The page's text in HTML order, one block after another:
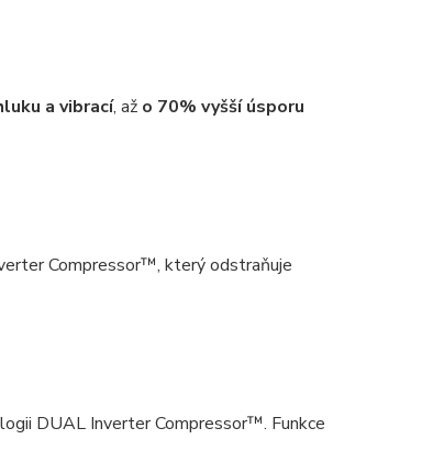
a vibrací, až o 70% vyšší úsporu
Compressor™, který odstraňuje
DUAL Inverter Compressor™. Funkce